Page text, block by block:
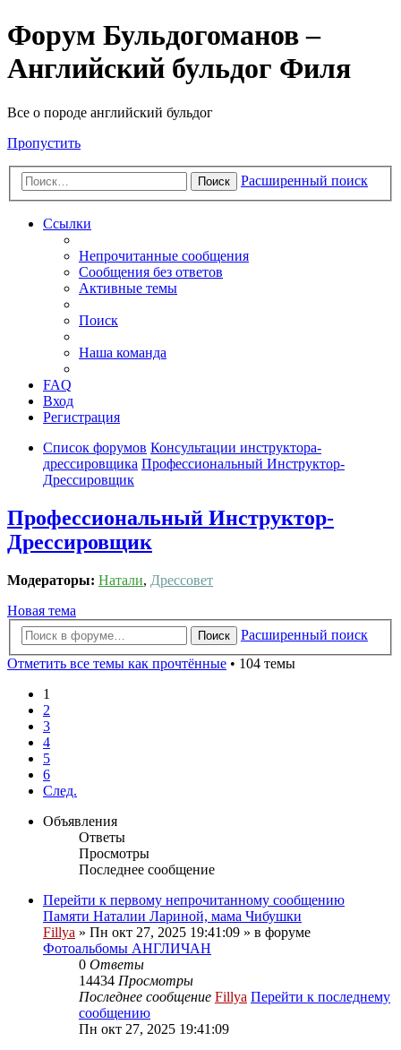
Форум Бульдогоманов –
Английский бульдог Филя
Все о породе английский бульдог
Пропустить
Поиск Расширенный поиск
Ссылки
Непрочитанные сообщения
Сообщения без ответов
Активные темы
Поиск
Наша команда
FAQ
Вход
Регистрация
Список форумов Консультации инструктора-
дрессировщика Профессиональный Инcтруктор-
Дрессировщик
Профессиональный Инcтруктор-
Дрессировщик
Модераторы: Натали, Дрессовет
Новая тема
Поиск
Расширенный поиск
Отметить все темы как прочтённые • 104 темы
1
2
3
4
5
6
След.
Объявления
Ответы
Просмотры
Последнее сообщение
Перейти к первому непрочитанному сообщению
Памяти Наталии Лариной, мама Чибушки
Fillya » Пн окт 27, 2025 19:41:09 » в форуме
Фотоальбомы АНГЛИЧАН
0 Ответы
14434 Просмотры
Последнее сообщение Fillya Перейти к последнему
сообщению
Пн окт 27, 2025 19:41:09